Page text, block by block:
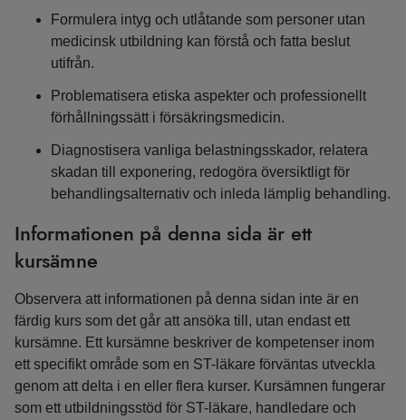
Formulera intyg och utlåtande som personer utan
medicinsk utbildning kan förstå och fatta beslut
utifrån.
Problematisera etiska aspekter och professionellt
förhållningssätt i försäkringsmedicin.
Diagnostisera vanliga belastningsskador, relatera
skadan till exponering, redogöra översiktligt för
behandlingsalternativ och inleda lämplig behandling.
Informationen på denna sida är ett
kursämne
Observera att informationen på denna sidan inte är en
färdig kurs som det går att ansöka till, utan endast ett
kursämne. Ett kursämne beskriver de kompetenser inom
ett specifikt område som en ST-läkare förväntas utveckla
genom att delta i en eller flera kurser. Kursämnen fungerar
som ett utbildningsstöd för ST-läkare, handledare och